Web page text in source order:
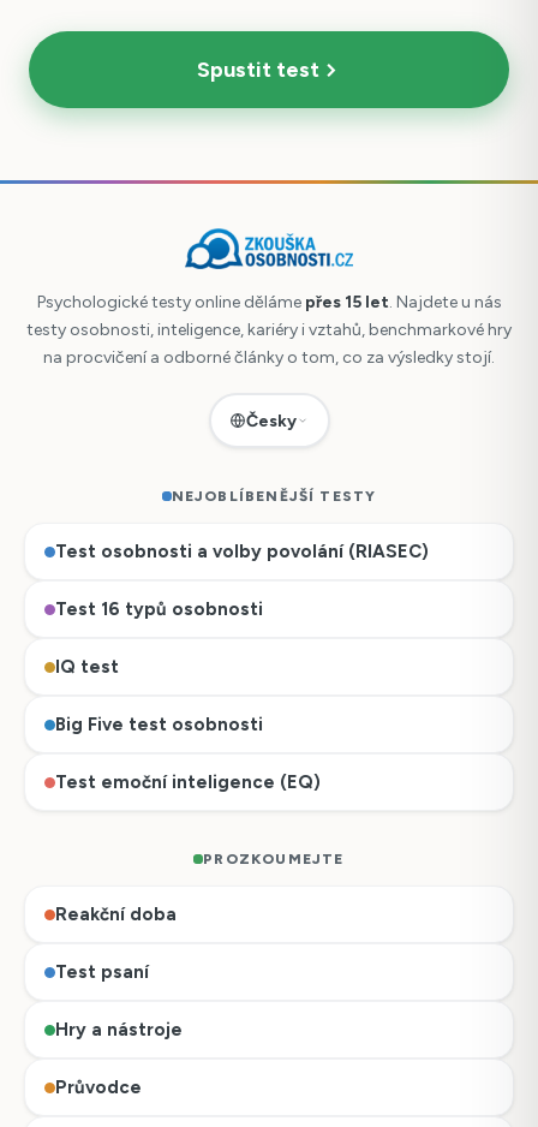
Spustit test
Psychologické testy online děláme přes 15 let. Najdete u nás
testy osobnosti, inteligence, kariéry i vztahů, benchmarkové hry
na procvičení a odborné články o tom, co za výsledky stojí.
Česky
NEJOBLÍBENĚJŠÍ TESTY
Test osobnosti a volby povolání (RIASEC)
Test 16 typů osobnosti
IQ test
Big Five test osobnosti
Test emoční inteligence (EQ)
PROZKOUMEJTE
Reakční doba
Test psaní
Hry a nástroje
Průvodce